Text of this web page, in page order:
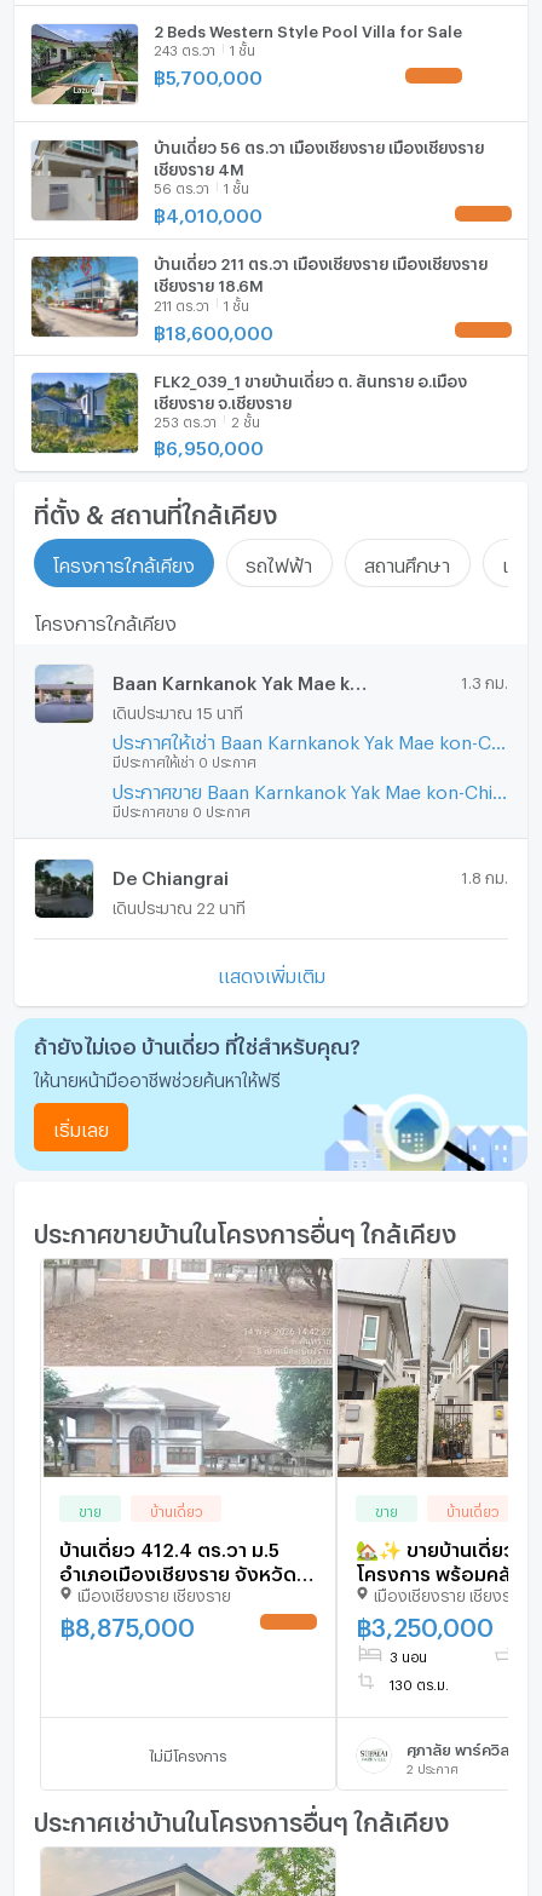
E-Mail :
Office :
2 Beds Western Style Pool Villa for Sale
243 ตร.วา 1 ชั้น
฿5,700,000
บ้านเดี่ยว 56 ตร.วา เมืองเชียงราย เมืองเชียงราย
เชียงราย 4M
56 ตร.วา 1 ชั้น
฿ 4,010,000
บ้านเดี่ยว 211 ตร.วา เมืองเชียงราย เมืองเชียงราย
เชียงราย 18.6M
211 ตร.วา 1 ชั้น
฿18,600,000
FLK2_039_1 ขายบ้านเดี่ยว ต. สันทราย อ.เมือง
เชียงราย จ.เชียงราย
253 ตร.วา 2 ชั้น
฿6,950,000
ที่ตั้ง & สถานที่ใกล้เคียง
โครงการใกล้เคียง รถไฟฟ้า สถานศึกษา แหล่
โครงการใกล้เคียง
Baan Karnkanok Yak Mae kon-Chiangrai 1.3 กม.
เดินประมาณ 15 นาที
ประกาศให้เช่า Baan Karnkanok Yak Mae kon-Chiangrai
มีประกาศให้เช่า 0 ประกาศ
มีประกาศขาย 0 ประกาศ
De Chiangrai 1.8 กม.
เดินประมาณ 22 นาที
แสดงเพิ่มเติม
ถ้ายังไม่เจอ บ้านเดี่ยว ที่ใช่สำหรับคุณ?
ให้นายหน้ามืออาชีพช่วยค้นหาให้ฟรี
เริ่มเลย
ประกาศขายบ้านในโครงการอื่นๆ ใกล้เคียง
ขาย บ้านเดี่ยว
บ้านเดี่ยว 412.4 ตร.วา ม.5
อำเภอเมืองเชียงราย จังหวัด
เชียงราย 7.3M
เมืองเชียงราย เชียงราย
฿8,875,000
ไม่มีโครงการ
ขาย บ้านเดี่ยว
🏡✨ ขายบ้านเดี่ยว 2
โครงการ พร้อมคลับเฮ้
สระว่ายน้ำ เชียงราย
#5C4MG0668
เมืองเชียงราย เชียงราย
฿3,250,000
3 นอน
130 ตร.ม.
2 ประกาศ
ประกาศเช่าบ้านในโครงการอื่นๆ ใกล้เคียง